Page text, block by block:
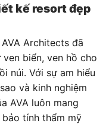
kế resort đẹp
AVA Architects đã
biển, ven hồ cho
núi. Với sự am hiểu
và kinh nghiệm
AVA luôn mang
tính thẩm mỹ